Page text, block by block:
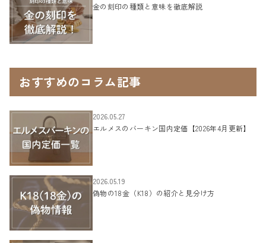
金の刻印の種類と意味を徹底解説
おすすめのコラム記事
2026.05.27
エルメスのバーキン国内定価【2026年4月更新】
2026.05.19
偽物の18金（K18）の紹介と見分け方